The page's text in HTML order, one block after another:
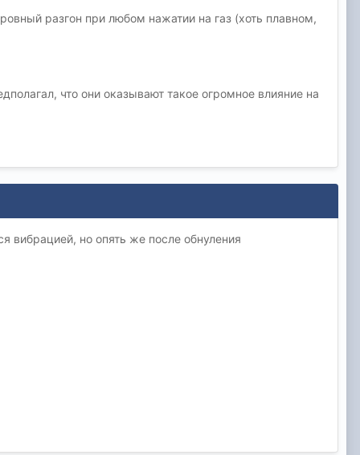
разгон при любом нажатии на газ (хоть плавном,
что они оказывают такое огромное влияние на
вибрацией, но опять же после обнуления